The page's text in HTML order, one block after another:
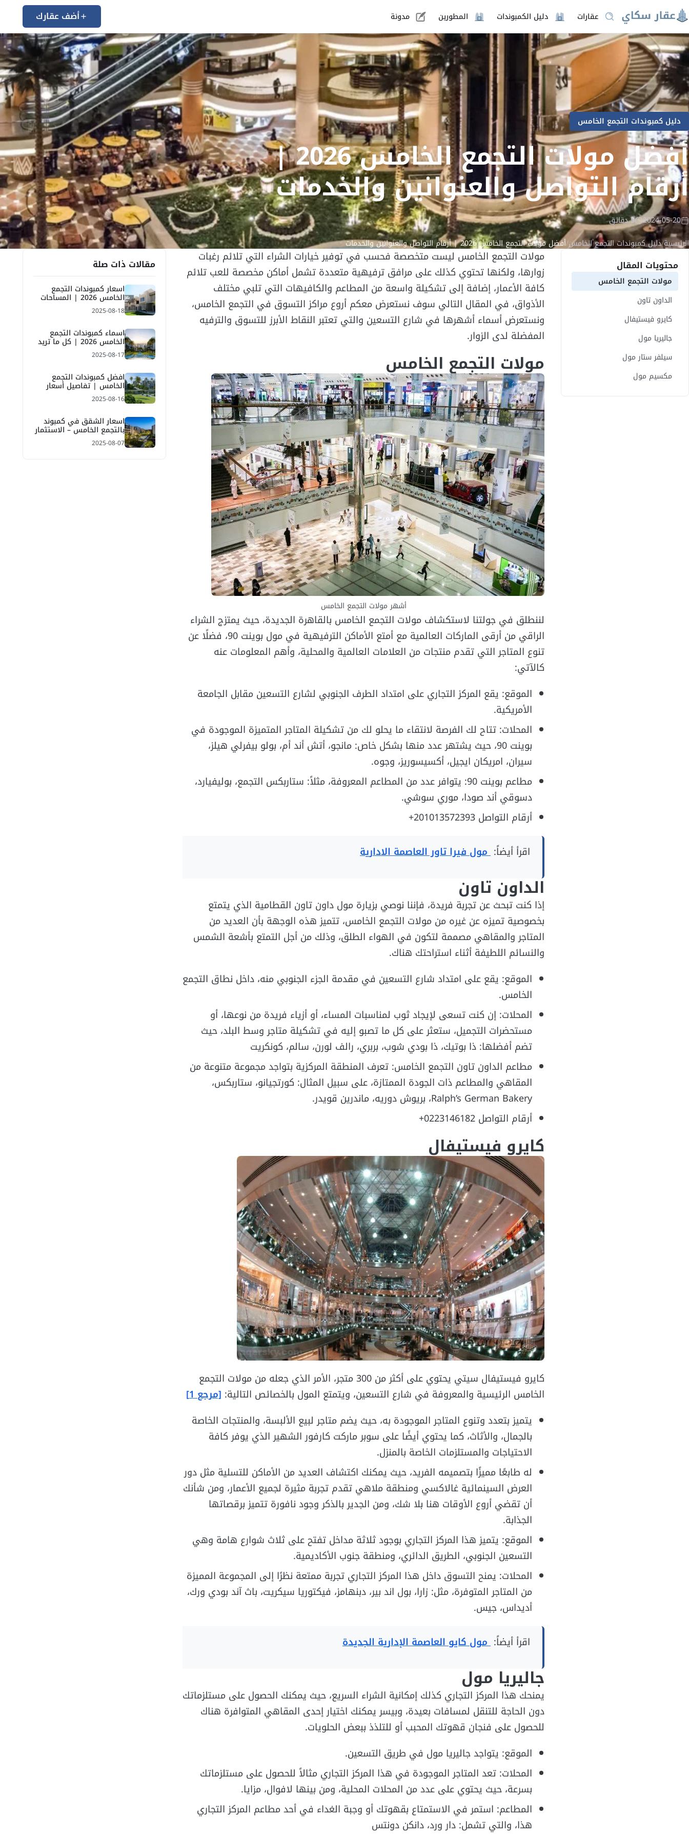
عقارات دليل الكمبوندات المطورين مدونة أضف عقارك
دليل كمبوندات التجمع الخامس
أفضل مولات التجمع الخامس 2026 |
أرقام التواصل والعنوانين والخدمات
2024-05-20 5 دقائق
الرئيسية/دليل كمبوندات التجمع الخامس/أفضل مولات التجمع الخامس 2026 | أرقام التواصل والعنوانين والخدمات
محتويات المقال
مولات التجمع الخامس
الداون تاون
كايرو فيستيفال
جاليريا مول
سيلفر ستار مول
مكسيم مول
مولات التجمع الخامس ليست متخصصة فحسب في توفير خيارات الشراء التي تلائم رغبات
زوارها، ولكنها تحتوي كذلك على مرافق ترفيهية متعددة تشمل أماكن مخصصة للعب تلائم
كافة الأعمار، إضافة إلى تشكيلة واسعة من المطاعم والكافيهات التي تلبي مختلف
الأذواق، في المقال التالي سوف نستعرض معكم أروع مراكز التسوق في التجمع الخامس،
ونستعرض أسماء أشهرها في شارع التسعين والتي تعتبر النقاط الأبرز للتسوق والترفيه
المفضلة لدى الزوار.
مولات التجمع الخامس
أشهر مولات التجمع الخامس
لننطلق في جولتنا لاستكشاف مولات التجمع الخامس بالقاهرة الجديدة، حيث يمتزج الشراء
الراقي من أرقى الماركات العالمية مع أمتع الأماكن الترفيهية في مول بوينت 90، فضلًا عن
تنوع المتاجر التي تقدم منتجات من العلامات العالمية والمحلية، وأهم المعلومات عنه
كالآتي:
الموقع: يقع المركز التجاري على امتداد الطرف الجنوبي لشارع التسعين مقابل الجامعة
الأمريكية.
المحلات: تتاح لك الفرصة لانتقاء ما يحلو لك من تشكيلة المتاجر المتميزة الموجودة في
بوينت 90، حيث يشتهر عدد منها بشكل خاص: مانجو، أتش أند أم، بولو بيفرلي هيلز،
سيران، امريكان ايجيل، أكسيسوريز، وجوه.
مطاعم بوينت 90: يتوافر عدد من المطاعم المعروفة، مثلاً: ستاربكس التجمع، بوليفيارد،
دسوقي أند صودا، موري سوشي.
أرقام التواصل 201013572393+
اقرأ أيضاً: مول فيرا تاور العاصمة الادارية
الداون تاون
إذا كنت تبحث عن تجربة فريدة، فإننا نوصي بزيارة مول داون تاون القطامية الذي يتمتع
بخصوصية تميزه عن غيره من مولات التجمع الخامس، تتميز هذه الوجهة بأن العديد من
المتاجر والمقاهي مصممة لتكون في الهواء الطلق، وذلك من أجل التمتع بأشعة الشمس
والنسائم اللطيفة أثناء استراحتك هناك.
الموقع: يقع على امتداد شارع التسعين في مقدمة الجزء الجنوبي منه، داخل نطاق التجمع
الخامس.
المحلات: إن كنت تسعى لإيجاد ثوب لمناسبات المساء، أو أزياء فريدة من نوعها، أو
مستحضرات التجميل، ستعثر على كل ما تصبو إليه في تشكيلة متاجر وسط البلد، حيث
تضم أفضلها: ذا بوتيك، ذا بودي شوب، بربري، رالف لورن، سالم، كونكريت
مطاعم الداون تاون التجمع الخامس: تعرف المنطقة المركزية بتواجد مجموعة متنوعة من
المقاهي والمطاعم ذات الجودة الممتازة، على سبيل المثال: كورتجيانو، ستاربكس،
Ralph’s German Bakery، بريوش دوريه، ماندرين قويدر.
أرقام التواصل 0223146182+
كايرو فيستيفال
كايرو فيستيفال سيتي يحتوي على أكثر من 300 متجر، الأمر الذي جعله من مولات التجمع
الخامس الرئيسية والمعروفة في شارع التسعين، ويتمتع المول بالخصائص التالية: [مرجع 1]
يتميز بتعدد وتنوع المتاجر الموجودة به، حيث يضم متاجر لبيع الألبسة، والمنتجات الخاصة
بالجمال، والأثاث، كما يحتوي أيضًا على سوبر ماركت كارفور الشهير الذي يوفر كافة
الاحتياجات والمستلزمات الخاصة بالمنزل.
له طابعًا مميزًا بتصميمه الفريد، حيث يمكنك اكتشاف العديد من الأماكن للتسلية مثل دور
العرض السينمائية غالاكسي ومنطقة ملاهي تقدم تجربة مثيرة لجميع الأعمار، ومن شأنك
أن تقضي أروع الأوقات هنا بلا شك، ومن الجدير بالذكر وجود نافورة تتميز برقصاتها
الجذابة.
الموقع: يتميز هذا المركز التجاري بوجود ثلاثة مداخل تفتح على ثلاث شوارع هامة وهي
التسعين الجنوبي، الطريق الدائري، ومنطقة جنوب الأكاديمية.
المحلات: يمنح التسوق داخل هذا المركز التجاري تجربة ممتعة نظرًا إلى المجموعة المميزة
من المتاجر المتوفرة، مثل: زارا، بول اند بير، دبنهامز، فيكتوريا سيكريت، باث آند بودي ورك،
أديداس، جيس.
اقرأ أيضاً: مول كايو العاصمة الإدارية الجديدة
جاليريا مول
يمنحك هذا المركز التجاري كذلك إمكانية الشراء السريع، حيث يمكنك الحصول على مستلزماتك
دون الحاجة للتنقل لمسافات بعيدة، وبيسر يمكنك اختيار إحدى المقاهي المتوافرة هناك
للحصول على فنجان قهوتك المحبب أو للتلذذ ببعض الحلويات.
الموقع: يتواجد جاليريا مول في طريق التسعين.
المحلات: تعد المتاجر الموجودة في هذا المركز التجاري مثالاً للحصول على مستلزماتك
بسرعة، حيث يحتوي على عدد من المحلات المحلية، ومن بينها لافوال، مزايا.
المطاعم: استمر في الاستمتاع بقهوتك أو وجبة الغداء في أحد مطاعم المركز التجاري
هذا، والتي تشمل: دار ورد، دانكن دونتس
مقالات ذات صلة
اسعار كمبوندات التجمع
الخامس 2026 | المساحات
ونظم السداد
2025-08-18
اسماء كمبوندات التجمع
الخامس 2026 | كل ما تريد
معرفته عن مشاريع التجمع
2025-08-17
افضل كمبوندات التجمع
الخامس | تفاصيل أسعار
2026
2025-08-16
اسعار الشقق في كمبوند
بالتجمع الخامس – الاستثمار
الذكي 2026
2025-08-07